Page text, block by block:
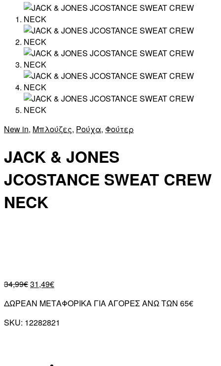
New in, Μπλούζες, Ρούχα, Φούτερ
JACK & JONES
JCOSTANCE SWEAT CREW
NECK
34,99€31,49€
ΔΩΡΕΑΝ ΜΕΤΑΦΟΡΙΚΑ ΓΙΑ ΑΓΟΡΕΣ ΑΝΩ ΤΩΝ 65€
SKU: 12282821